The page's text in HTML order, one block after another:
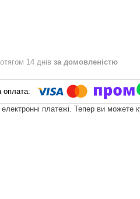
14 днів за домовленістю
електронні платежі. Тепер ви